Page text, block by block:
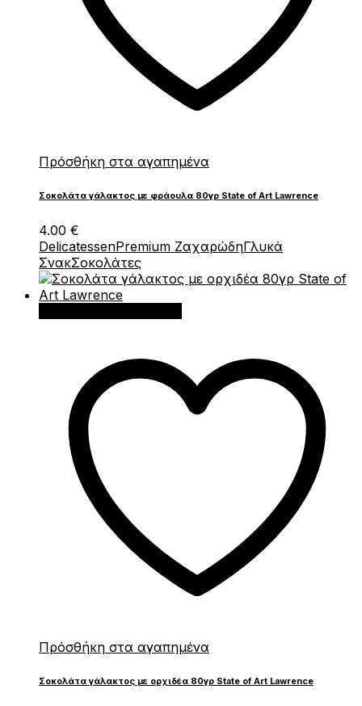
Πρόσθήκη στα αγαπημένα
Σοκολάτα γάλακτος με φράουλα 80γρ State of Art Lawrence
4.00 €
DelicatessenPremium ΖαχαρώδηΓλυκά
ΣνακΣοκολάτες
Πρόσθήκη στα αγαπημένα
Σοκολάτα γάλακτος με ορχιδέα 80γρ State of Art Lawrence